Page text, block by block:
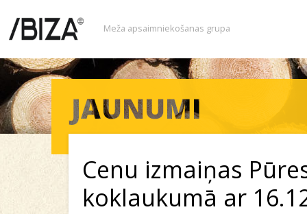
Meža apsaimniekošanas grupa
Cenu izmaiņas
koklaukumā ar